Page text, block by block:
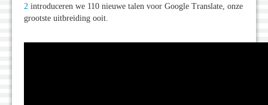
2 introduceren we 110 nieuwe talen voor Google Translate, onze
grootste uitbreiding ooit.